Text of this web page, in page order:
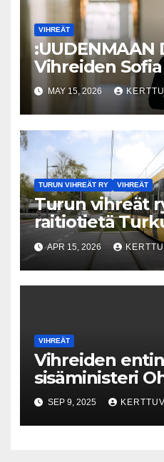
VIHREÄT
:UUDENMAAN
Vihreiden Sofia
Alertin
aikaistettava ja
sanktioita
MAY 15, 2026
TURUN VIHREÄT RY VIHREÄT
Turun vihreät
raitiotietä
APR 15, 2026
VIHREÄT
Vihreiden
sisäministeri
Äärioikeistoa
rajoittaminen
nettisivuilla on
SEP 9, 2025